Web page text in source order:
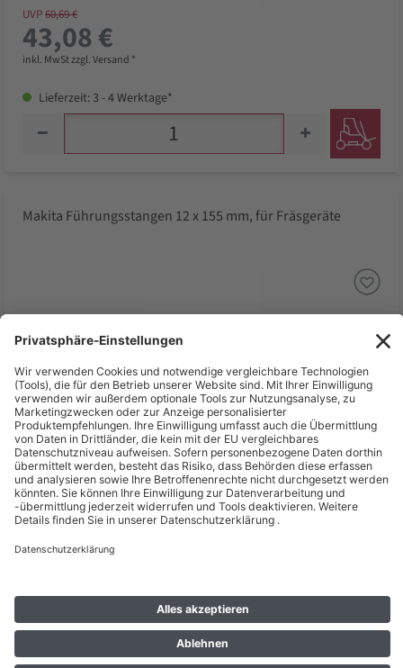
UVP60,69 €
43,08 €
inkl. MwSt zzgl. Versand *
Lieferzeit: 3 - 4 Werktage*
Makita Führungsstangen 12 x 155 mm, für Fräsgeräte
10,12 €
inkl. MwSt zzgl. Versand *
Lieferzeit: 3 - 4 Werktage*
Makita Führungsstangen 8 mm, für Fräsgeräte